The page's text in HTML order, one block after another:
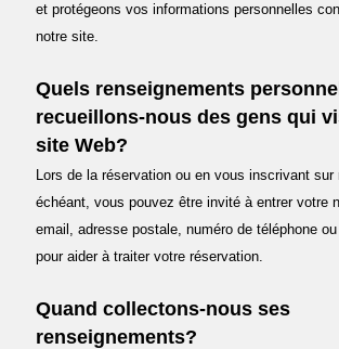
et protégeons vos informations personnelles
notre site.
Quels renseignements
recueillons-nous des gens qui
site Web?
Lors de la réservation ou en vous inscrivant
échéant, vous pouvez être invité à entrer votre
email, adresse postale, numéro de téléphone
pour aider à traiter votre réservation.
Quand collectons-nous ses
renseignements?